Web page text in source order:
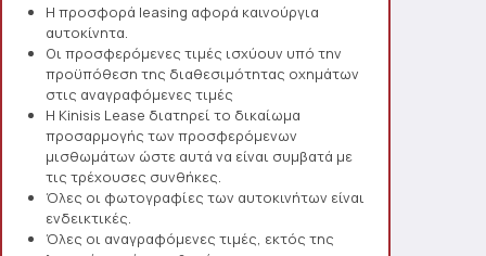
Η προσφορά leasing αφορά καινούργια
αυτοκίνητα.
Οι προσφερόμενες τιμές ισχύουν υπό την
προϋπόθεση της διαθεσιμότητας οχημάτων
στις αναγραφόμενες τιμές
Η Kinisis Lease διατηρεί το δικαίωμα
προσαρμογής των προσφερόμενων
μισθωμάτων ώστε αυτά να είναι συμβατά με
τις τρέχουσες συνθήκες.
Όλες οι φωτογραφίες των αυτοκινήτων είναι
ενδεικτικές.
Όλες οι αναγραφόμενες τιμές, εκτός της